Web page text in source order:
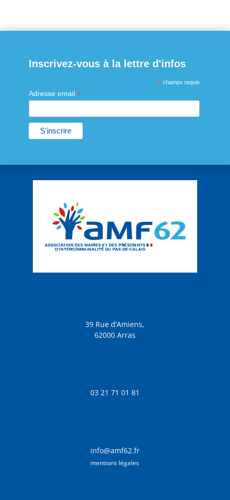
Inscrivez-vous à la lettre d'infos
* champs requis
Adresse email *
39 Rue d’Amiens,
62000 Arras
03 21 71 01 81
info@amf62.fr
mentions légales